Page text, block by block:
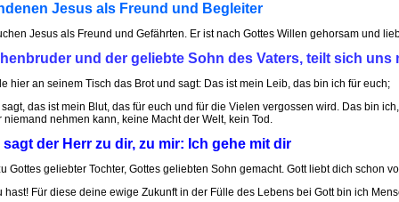
Jesus als Freund und Begleiter
Jesus als Freund und Gefährten. Er ist nach Gottes Willen gehorsam und
und der geliebte Sohn des Vaters, teilt sich uns
hier an seinem Tisch das Brot und sagt: Das ist mein Leib, das bin ich für euch;
das ist mein Blut, das für euch und für die Vielen vergossen wird. Das bin
nehmen kann, keine Macht der Welt, kein Tod.
der Herr zu dir, zu mir: Ich gehe mit dir
Gottes geliebter Tochter, Gottes geliebten Sohn gemacht. Gott liebt dich schon
hast! Für diese deine ewige Zukunft in der Fülle des Lebens bei Gott bin ich